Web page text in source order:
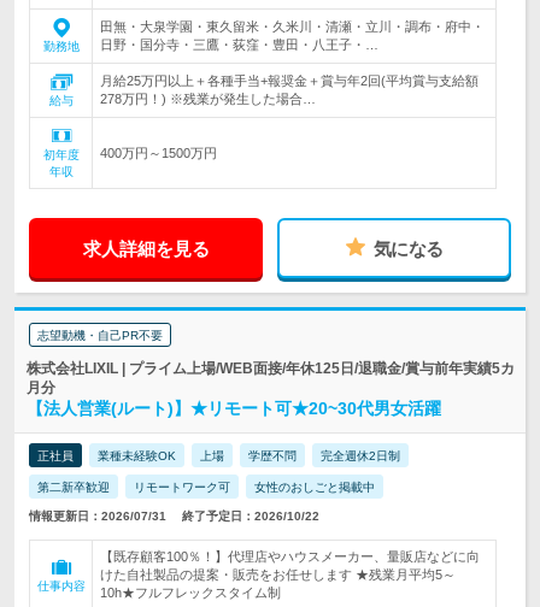
勤務地
田無・大泉学園・東久留米・久米川・清瀬・立川・調布・府中・
日野・国分寺・三鷹・荻窪・豊田・八王子・…
給与
月給25万円以上＋各種手当+報奨金＋賞与年2回(平均賞与支給額
278万円！) ※残業が発生した場合…
初年度
年収
400万円～1500万円
求人詳細を見る 気になる
志望動機・自己PR不要
株式会社LIXIL | プライム上場/WEB面接/年休125日/退職金/賞与前年実績5カ
月分
【法人営業(ルート)】★リモート可★20~30代男女活躍
正社員 業種未経験OK 上場 学歴不問 完全週休2日制
第二新卒歓迎 リモートワーク可 女性のおしごと掲載中
情報更新日：2026/07/31 終了予定日：2026/10/22
仕事内容
【既存顧客100％！】代理店やハウスメーカー、量販店などに向
けた自社製品の提案・販売をお任せします ★残業月平均5～
10h★フルフレックスタイム制